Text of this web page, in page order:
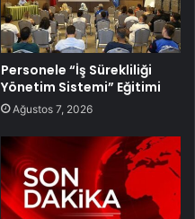
Personele “İş Sürekliliği
Yönetim Sistemi” Eğitimi
Ağustos 7, 2026